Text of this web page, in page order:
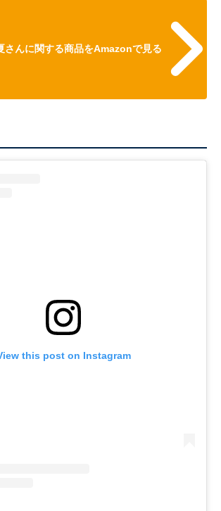
さんに関する商品をAmazonで見る
this post on Instagram